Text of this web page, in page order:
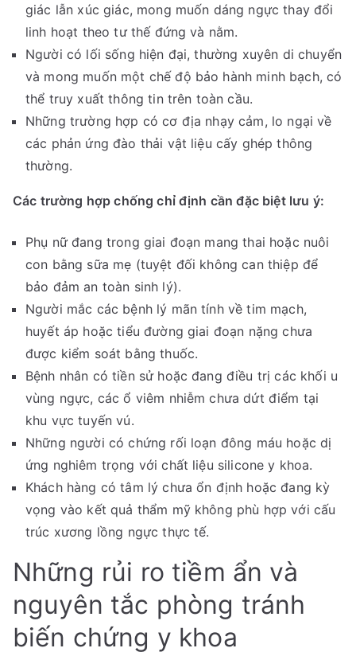
giác lẫn xúc giác, mong muốn dáng ngực thay đổi
linh hoạt theo tư thế đứng và nằm.
Người có lối sống hiện đại, thường xuyên di chuyển
và mong muốn một chế độ bảo hành minh bạch, có
thể truy xuất thông tin trên toàn cầu.
Những trường hợp có cơ địa nhạy cảm, lo ngại về
các phản ứng đào thải vật liệu cấy ghép thông
thường.
Các trường hợp chống chỉ định cần đặc biệt lưu ý:
Phụ nữ đang trong giai đoạn mang thai hoặc nuôi
con bằng sữa mẹ (tuyệt đối không can thiệp để
bảo đảm an toàn sinh lý).
Người mắc các bệnh lý mãn tính về tim mạch,
huyết áp hoặc tiểu đường giai đoạn nặng chưa
được kiểm soát bằng thuốc.
Bệnh nhân có tiền sử hoặc đang điều trị các khối u
vùng ngực, các ổ viêm nhiễm chưa dứt điểm tại
khu vực tuyến vú.
Những người có chứng rối loạn đông máu hoặc dị
ứng nghiêm trọng với chất liệu silicone y khoa.
Khách hàng có tâm lý chưa ổn định hoặc đang kỳ
vọng vào kết quả thẩm mỹ không phù hợp với cấu
trúc xương lồng ngực thực tế.
Những rủi ro tiềm ẩn và
nguyên tắc phòng tránh
biến chứng y khoa